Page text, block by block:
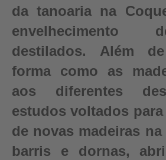
da tanoaria na
envelhecimento
destilados. Além
forma como as
aos diferentes
estudos voltados
de novas madeiras
barris e dornas,